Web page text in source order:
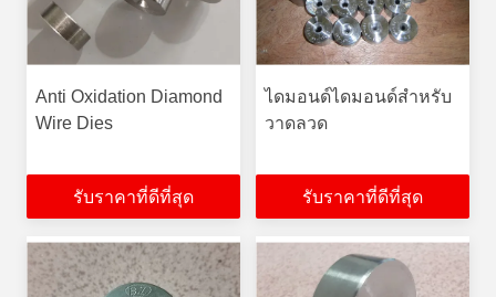
Anti Oxidation Diamond
Wire Dies
รับราคาที่ดีที่สุด
ไดมอนด์ไดมอนด์สำหรับ
วาดลวด
รับราคาที่ดีที่สุด